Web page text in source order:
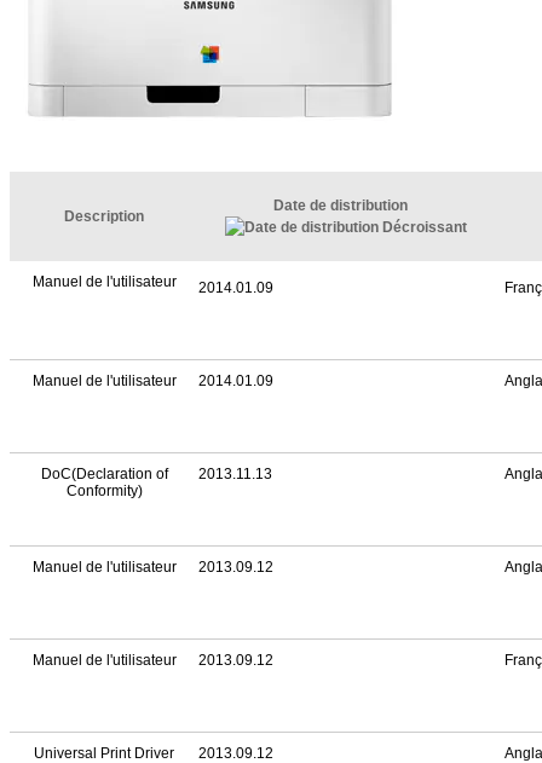
Description
Date de distribution
Manuel de l'utilisateur 2014.01.09
Manuel de l'utilisateur 2014.01.09
DoC(Declaration of
Conformity)
2013.11.13
Manuel de l'utilisateur 2013.09.12
Manuel de l'utilisateur 2013.09.12
Universal Print Driver 2013.09.12